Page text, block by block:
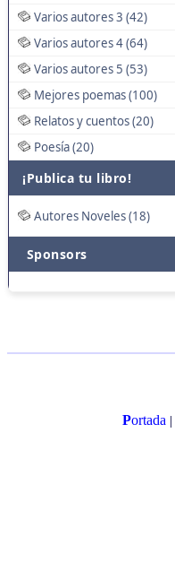
Varios autores 3 (42)
Varios autores 4 (64)
Varios autores 5 (53)
Mejores poemas (100)
Relatos y cuentos (20)
Poesía (20)
¡Publica tu libro!
Autores Noveles (18)
Sponsors
Portada|